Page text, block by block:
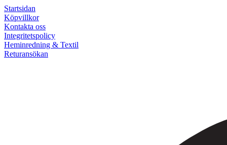
Startsidan
Köpvillkor
Kontakta oss
Integritetspolicy
Heminredning & Textil
Returansökan